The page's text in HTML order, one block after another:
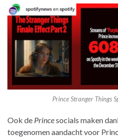
Prince Stranger Things
Ook de Princesocials maken
toegenomen aandacht voor